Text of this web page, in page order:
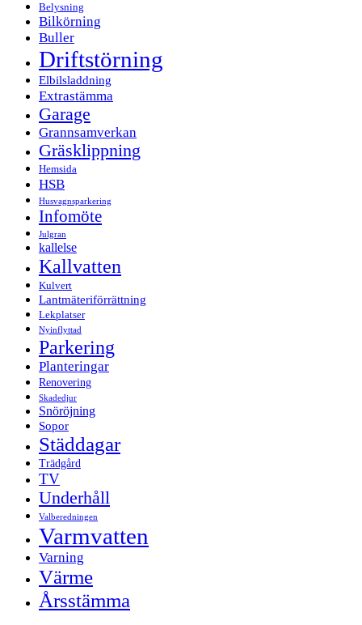
Belysning
Bilkörning
Buller
Driftstörning
Elbilsladdning
Extrastämma
Garage
Grannsamverkan
Gräsklippning
Hemsida
HSB
Husvagnsparkering
Infomöte
Julgran
kallelse
Kallvatten
Kulvert
Lantmäteriförrättning
Lekplatser
Nyinflyttad
Parkering
Planteringar
Renovering
Skadedjur
Snöröjning
Sopor
Städdagar
Trädgård
TV
Underhåll
Valberedningen
Varmvatten
Varning
Värme
Årsstämma